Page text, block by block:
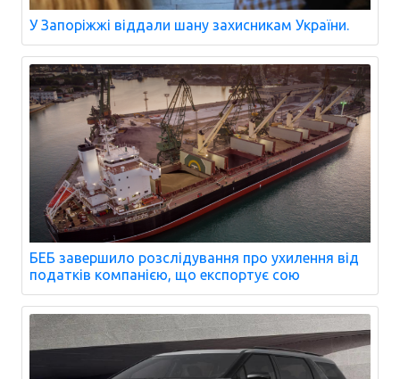
У Запоріжжі віддали шану захисникам України.
БЕБ завершило розслідування про ухилення від
податків компанією, що експортує сою